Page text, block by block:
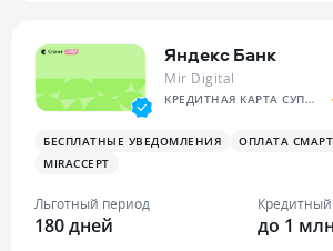
Яндекс Банк
Mir Digital
КРЕДИТНАЯ КАРТА СУПЕР СПЛИТА
БЕСПЛАТНЫЕ УВЕДОМЛЕНИЯ
ОПЛАТА
MIRACCEPT
Льготный период
180 дней до 1